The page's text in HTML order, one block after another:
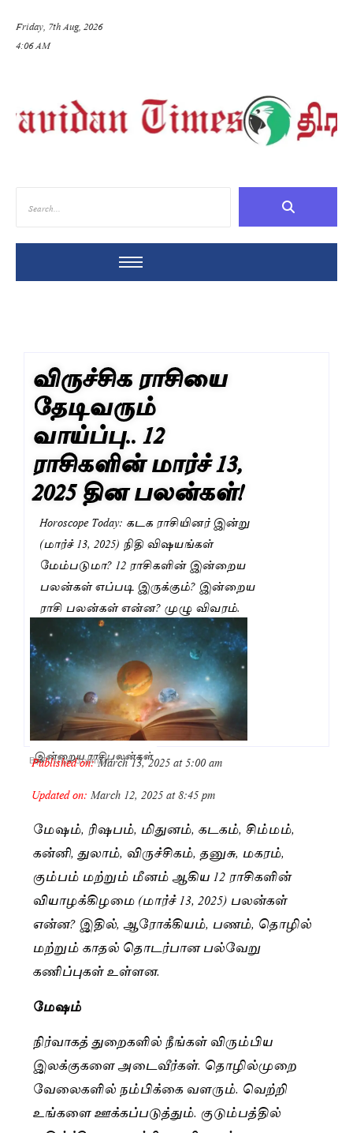
Friday, 7th Aug, 2026
4:06 AM
விருச்சிக ராசியை
தேடிவரும்
வாய்ப்பு.. 12
ராசிகளின் மார்ச் 13,
2025 தின பலன்கள்!
Horoscope Today: கடக ராசியினர் இன்று
(மார்ச் 13, 2025) நிதி விஷயங்கள்
மேம்படுமா? 12 ராசிகளின் இன்றைய
பலன்கள் எப்படி இருக்கும்? இன்றைய
ராசி பலன்கள் என்ன? முழு விவரம்.
இன்றைய ராசிபலன்கள்
ByPushpa Gopinath
Published on:March 13, 2025 at 5:00 am
Updated on:March 12, 2025 at 8:45 pm
மேஷம், ரிஷபம், மிதுனம், கடகம், சிம்மம்,
கன்னி, துலாம், விருச்சிகம், தனுசு, மகரம்,
கும்பம் மற்றும் மீனம் ஆகிய 12 ராசிகளின்
வியாழக்கிழமை (மார்ச் 13, 2025) பலன்கள்
என்ன? இதில், ஆரோக்கியம், பணம், தொழில்
மற்றும் காதல் தொடர்பான பல்வேறு
கணிப்புகள் உள்ளன.
மேஷம்
நிர்வாகத் துறைகளில் நீங்கள் விரும்பிய
இலக்குகளை அடைவீர்கள். தொழில்முறை
வேலைகளில் நம்பிக்கை வளரும். வெற்றி
உங்களை ஊக்கப்படுத்தும். குடும்பத்தில்